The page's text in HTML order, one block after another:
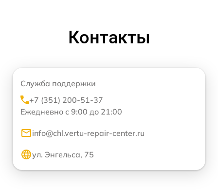
Контакты
Служба поддержки
+7 (351) 200-51-37
Ежедневно с 9:00 до 21:00
info@chl.vertu-repair-center.ru
ул. Энгельса, 75